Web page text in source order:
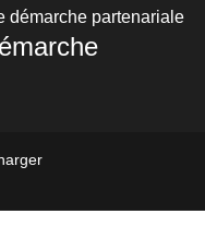
démarche partenariale